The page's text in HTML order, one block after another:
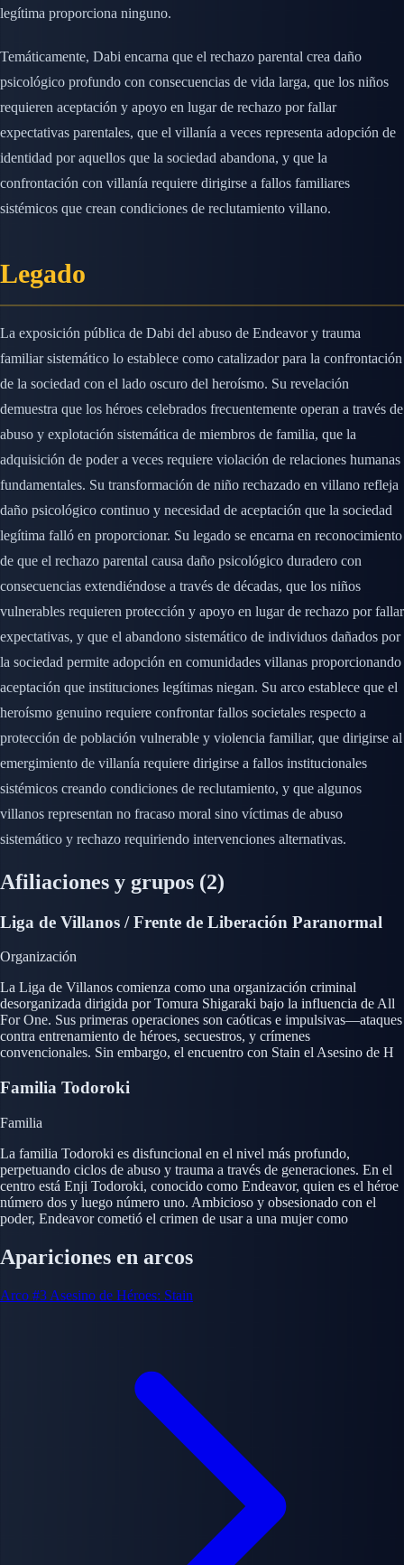
legítima proporciona ninguno.
Temáticamente, Dabi encarna que el rechazo parental crea daño
psicológico profundo con consecuencias de vida larga, que los niños
requieren aceptación y apoyo en lugar de rechazo por fallar
expectativas parentales, que el villanía a veces representa adopción de
identidad por aquellos que la sociedad abandona, y que la
confrontación con villanía requiere dirigirse a fallos familiares
sistémicos que crean condiciones de reclutamiento villano.
Legado
La exposición pública de Dabi del abuso de Endeavor y trauma
familiar sistemático lo establece como catalizador para la confrontación
de la sociedad con el lado oscuro del heroísmo. Su revelación
demuestra que los héroes celebrados frecuentemente operan a través de
abuso y explotación sistemática de miembros de familia, que la
adquisición de poder a veces requiere violación de relaciones humanas
fundamentales. Su transformación de niño rechazado en villano refleja
daño psicológico continuo y necesidad de aceptación que la sociedad
legítima falló en proporcionar. Su legado se encarna en reconocimiento
de que el rechazo parental causa daño psicológico duradero con
consecuencias extendiéndose a través de décadas, que los niños
vulnerables requieren protección y apoyo en lugar de rechazo por fallar
expectativas, y que el abandono sistemático de individuos dañados por
la sociedad permite adopción en comunidades villanas proporcionando
aceptación que instituciones legítimas niegan. Su arco establece que el
heroísmo genuino requiere confrontar fallos societales respecto a
protección de población vulnerable y violencia familiar, que dirigirse al
emergimiento de villanía requiere dirigirse a fallos institucionales
sistémicos creando condiciones de reclutamiento, y que algunos
villanos representan no fracaso moral sino víctimas de abuso
sistemático y rechazo requiriendo intervenciones alternativas.
Afiliaciones y grupos (2)
Liga de Villanos / Frente de Liberación Paranormal
Organización
La Liga de Villanos comienza como una organización criminal
desorganizada dirigida por Tomura Shigaraki bajo la influencia de All
For One. Sus primeras operaciones son caóticas e impulsivas—ataques
contra entrenamiento de héroes, secuestros, y crímenes
convencionales. Sin embargo, el encuentro con Stain el Asesino de H
Familia Todoroki
Familia
La familia Todoroki es disfuncional en el nivel más profundo,
perpetuando ciclos de abuso y trauma a través de generaciones. En el
centro está Enji Todoroki, conocido como Endeavor, quien es el héroe
número dos y luego número uno. Ambicioso y obsesionado con el
poder, Endeavor cometió el crimen de usar a una mujer como
Apariciones en arcos
Arco #3 Asesino de Héroes: Stain